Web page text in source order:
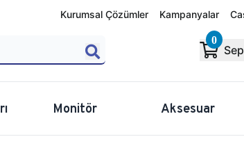
Kurumsal Çözümler Kampanyalar
0
Monitör Aksesuar